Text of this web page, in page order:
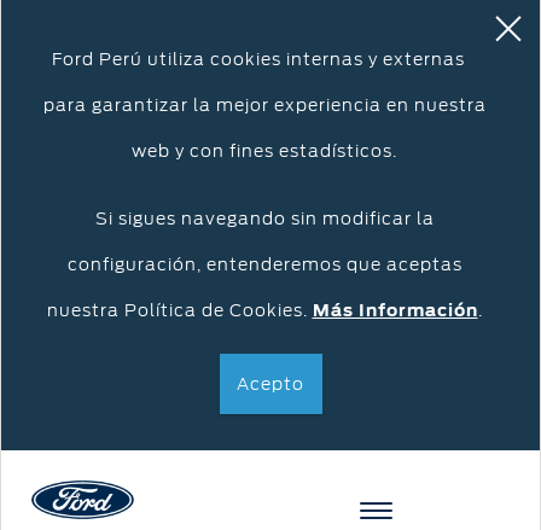
Ford Perú utiliza cookies internas y externas
para garantizar la mejor experiencia en nuestra
web y con fines estadísticos.
Si sigues navegando sin modificar la
configuración, entenderemos que aceptas
nuestra Política de Cookies. Más Información
Acepto